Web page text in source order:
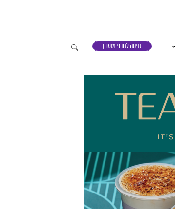
כניסה לחברי מועדון